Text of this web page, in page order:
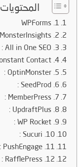
المحتويات
1. WPForms
2. MonsterInsights :
3. All in One SEO :
4. Constant Contact :
5. OptinMonster :
6. SeedProd :
7. MemberPress :
8. UpdraftPlus :
9. WP Rocket :
10. Sucuri :
11. PushEngage :
12. RafflePress :